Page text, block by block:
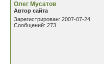
Oлег Мусатов
Автор сайта
Зарегистрирован: 2007-07-24
Сообщений: 273